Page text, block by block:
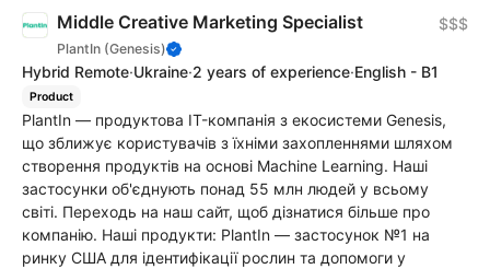
Middle Creative Marketing Specialist
PlantIn (Genesis)
$$$
Hybrid Remote·Ukraine·2 years of experience·English - B1
Product
PlantIn — продуктова IT-компанія з екосистеми Genesis,
що зближує користувачів з їхніми захопленнями шляхом
створення продуктів на основі Machine Learning. Наші
застосунки об'єднують понад 55 млн людей у всьому
світі. Переходь на наш сайт, щоб дізнатися більше про
компанію. Наші продукти: PlantIn — застосунок №1 на
ринку США для ідентифікації рослин та допомоги у